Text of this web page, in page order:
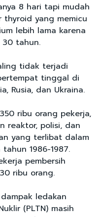
8 hari tapi mudah
thyroid yang memicu
lebih lama karena
30 tahun.
tidak terjadi
tinggal di
Rusia, dan Ukraina.
ribu orang pekerja,
reaktor, polisi, dan
yang terlibat dalam
1986-1987.
pembersih
ribu orang.
ledakan
(PLTN) masih